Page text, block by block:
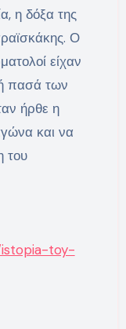
η δόξα της
Ο
είχαν
πασά των
ήρθε η
και να
του
toy-